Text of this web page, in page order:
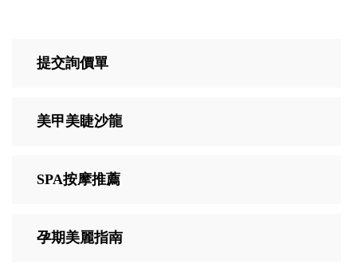
提交詢價單
美甲美睫沙龍
SPA按摩推薦
孕期美麗指南